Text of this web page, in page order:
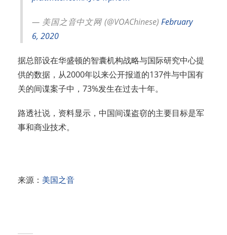
— 美国之音中文网 (@VOAChinese)February
6, 2020
据总部设在华盛顿的智囊机构战略与国际研究中心提
供的数据，从2000年以来公开报道的137件与中国有
关的间谍案子中，73%发生在过去十年。
路透社说，资料显示，中国间谍盗窃的主要目标是军
事和商业技术。
来源： 美国之音